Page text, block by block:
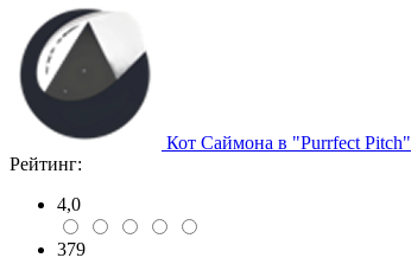
Кот Саймона в "Purrfect Pitch"
Рейтинг:
4,0
379